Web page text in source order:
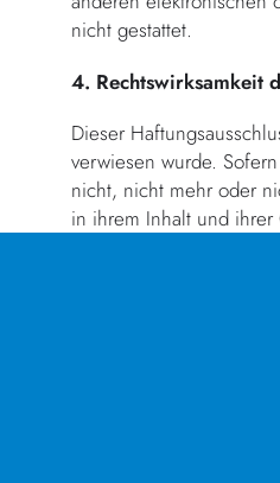
nicht gestattet.
4. Rechtswirksamkeit
Dieser
verwiesen wurde.
nicht, nicht mehr oder
in ihrem Inhalt und